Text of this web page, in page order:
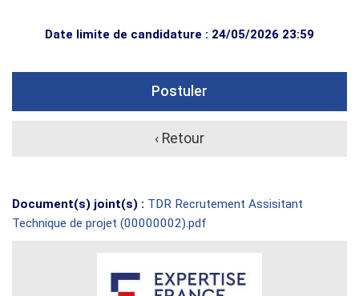
Date limite de candidature : 24/05/2026 23:59
Postuler
‹ Retour
Document(s) joint(s) : TDR Recrutement Assisitant
Technique de projet (00000002).pdf